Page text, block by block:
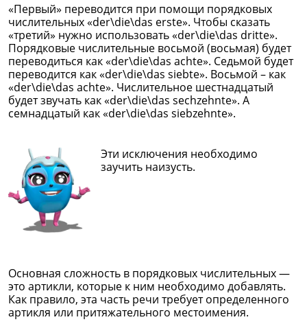
«Первый» переводится при помощи порядковых
числительных «der\die\das erste». Чтобы сказать
«третий» нужно использовать «der\die\das dritte».
Порядковые числительные восьмой (восьмая) будет
переводиться как «der\die\das achte». Седьмой будет
переводится как «der\die\das siebte». Восьмой – как
«der\die\das achte». Числительное шестнадцатый
будет звучать как «der\die\das sechzehnte». А
семнадцатый как «der\die\das siebzehnte».
Эти исключения необходимо
заучить наизусть.
Основная сложность в порядковых числительных —
это артикли, которые к ним необходимо добавлять.
Как правило, эта часть речи требует определенного
артикля или притяжательного местоимения.